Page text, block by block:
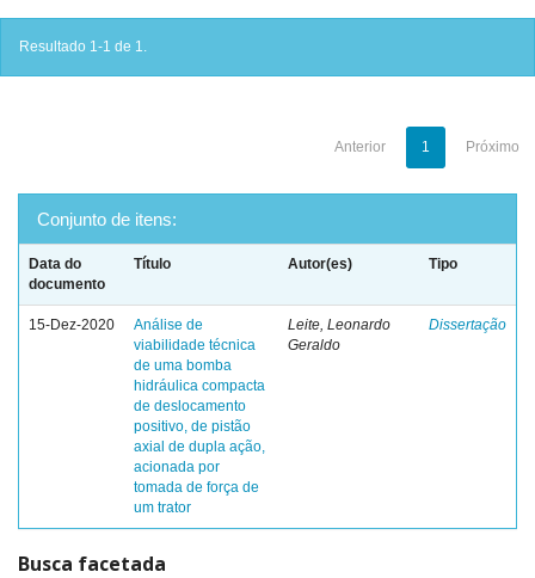
Resultado 1-1 de 1.
Anterior 1 Próximo
Conjunto de itens:
Data do
documento
Título Autor(es) Tipo
15-Dez-2020
Análise de
viabilidade técnica
de uma bomba
hidráulica compacta
de deslocamento
positivo, de pistão
axial de dupla ação,
acionada por
tomada de força de
um trator
Leite, Leonardo
Geraldo
Dissertação
Busca facetada